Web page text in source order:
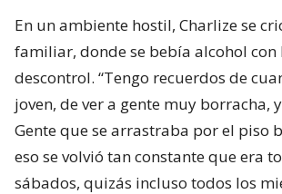
En un ambiente hostil, Charlize se
familiar, donde se bebía alcohol con
descontrol. “Tengo recuerdos de
joven, de ver a gente muy borracha,
Gente que se arrastraba por el piso
eso se volvió tan constante que era
sábados, quizás incluso todos los